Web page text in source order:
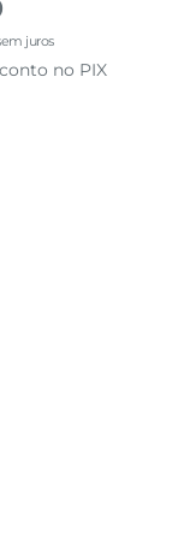
juros
no PIX